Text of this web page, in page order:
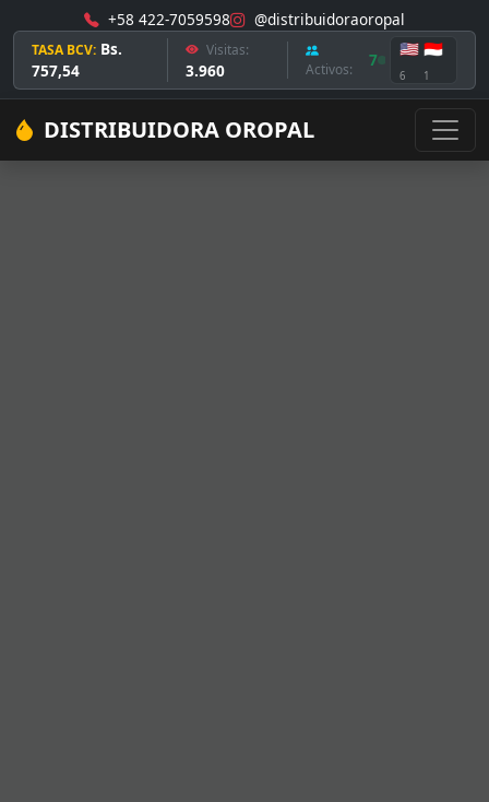
+58 422-7059598 @distribuidoraoropal
TASA BCV: Bs.
757,54
Visitas:
3.960 Activos: 7
🇺🇸
6
🇮🇩
1
DISTRIBUIDORA OROPAL